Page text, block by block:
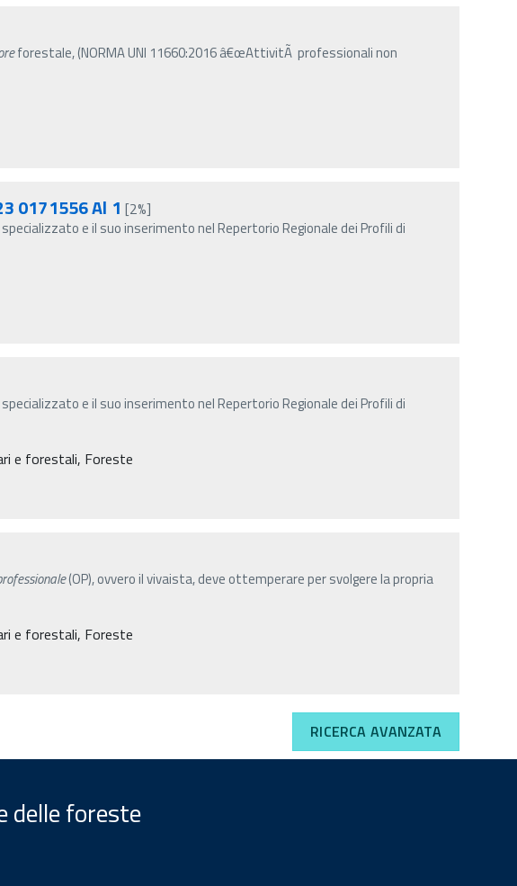
forestale, (NORMA UNI 11660:2016 â€œAttivitÃ professionali non
0171556 Al 1 [2%]
specializzato e il suo inserimento nel Repertorio Regionale dei Profili di
specializzato e il suo inserimento nel Repertorio Regionale dei Profili di
e forestali, Foreste
(OP), ovvero il vivaista, deve ottemperare per svolgere la propria
e forestali, Foreste
RICERCA AVANZATA
delle foreste